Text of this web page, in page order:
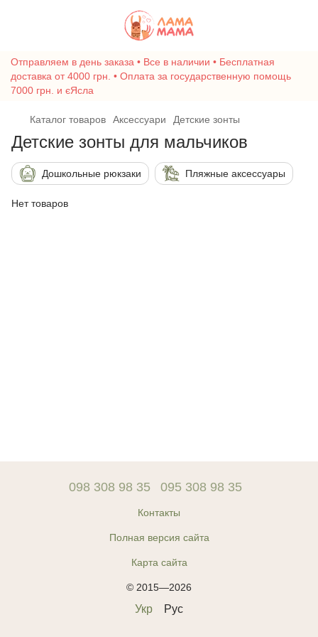
Отправляем в день заказа • Все в наличии • Бесплатная
доставка от 4000 грн. • Оплата за государственную помощь
7000 грн. и єЯсла
Каталог товаров Аксессуари Детские зонты
Детские зонты для мальчиков
Дошкольные рюкзаки Пляжные аксессуары
Нет товаров
098 308 98 35 095 308 98 35
Контакты
Полная версия сайта
Карта сайта
© 2015—2026
Укр Рус